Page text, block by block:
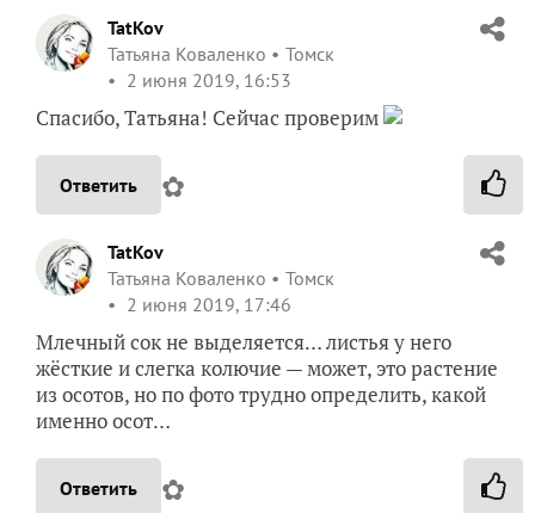
TatKov
Татьяна Коваленко
Томск
2 июня 2019, 16:53
Спасибо, Татьяна! Сейчас проверим
Ответить ✿
TatKov
Татьяна Коваленко
Томск
2 июня 2019, 17:46
Млечный сок не выделяется… листья у него
жёсткие и слегка колючие — может, это растение
из осотов, но по фото трудно определить, какой
именно осот…
Ответить ✿